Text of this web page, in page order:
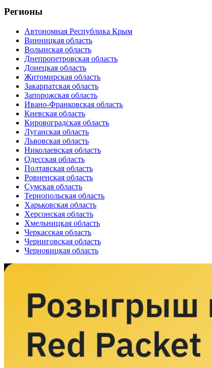
Регионы
Автономная Республика Крым
Винницкая область
Волынская область
Днепропетровская область
Донецкая область
Житомирская область
Закарпатская область
Запорожская область
Ивано-Франковская область
Киевская область
Кировоградская область
Луганская область
Львовская область
Николаевская область
Одесская область
Полтавская область
Ровненская область
Сумская область
Тернопольская область
Харьковская область
Херсонская область
Хмельницкая область
Черкасская область
Черниговская область
Черновицкая область